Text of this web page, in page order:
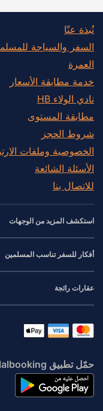
نُبذة عنّا
السفر والسياحة
العمرة
خدمة مطابقة الأسعار
نادي الولاء HB
مطابقة المستوى
شروط الحجز
الخصوصية وملفات
الأسئلة الشائعة
للاتصال بنا
استكشف المزيد من الوجهات
أفكار للسفر تناسب المسلمين
عقارات رائجة
حمّل تطبيق Halalbooking